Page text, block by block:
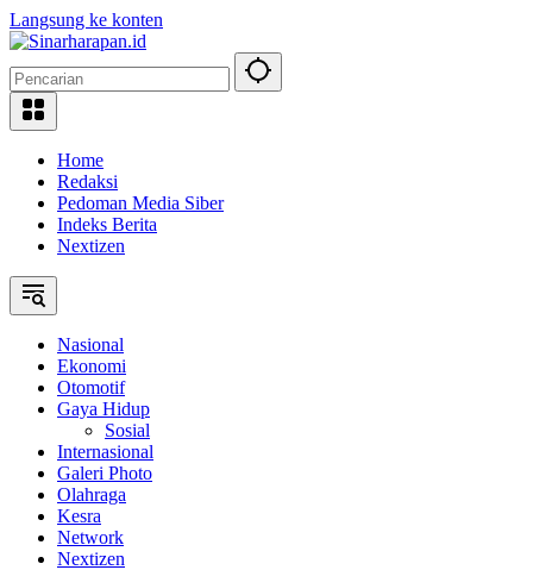
Langsung ke konten
Home
Redaksi
Pedoman Media Siber
Indeks Berita
Nextizen
Nasional
Ekonomi
Otomotif
Gaya Hidup
Sosial
Internasional
Galeri Photo
Olahraga
Kesra
Network
Nextizen